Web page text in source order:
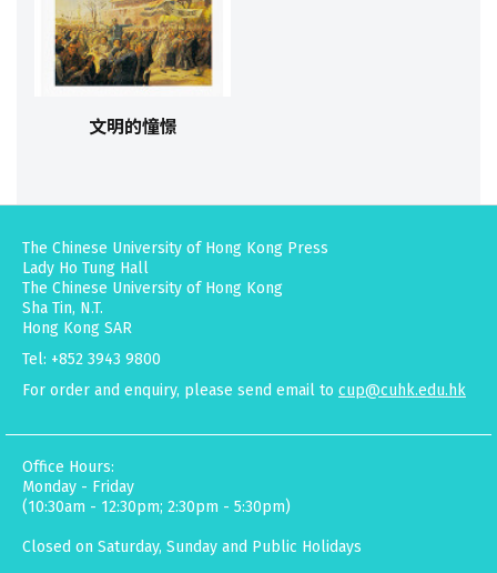
文明的憧憬
The Chinese University of Hong Kong Press
Lady Ho Tung Hall
The Chinese University of Hong Kong
Sha Tin, N.T.
Hong Kong SAR
Tel: +852 3943 9800
For order and enquiry, please send email to cup@cuhk.edu.hk
Office Hours:
Monday - Friday
(10:30am - 12:30pm; 2:30pm - 5:30pm)
Closed on Saturday, Sunday and Public Holidays